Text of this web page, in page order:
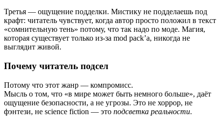
Третья — ощущение подделки. Мистику не подделаешь под
крафт: читатель чувствует, когда автор просто положил в текст
«сомнительную тень» потому, что так надо по моде. Магия,
которая существует только из-за mod pack’а, никогда не
выглядит живой.
Почему читатель подсел
Потому что этот жанр — компромисс.
Мысль о том, что «в мире может быть немного больше», даёт
ощущение безопасности, а не угрозы. Это не хоррор, не
фэнтези, не science fiction — это подсветка реальности.